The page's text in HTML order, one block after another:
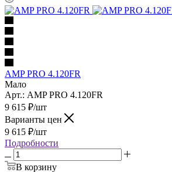
AMP PRO 4.120FR
Мало
Арт.: AMP PRO 4.120FR
9 615 ₽/шт
Варианты цен
9 615 ₽/шт
Подробности
В корзину